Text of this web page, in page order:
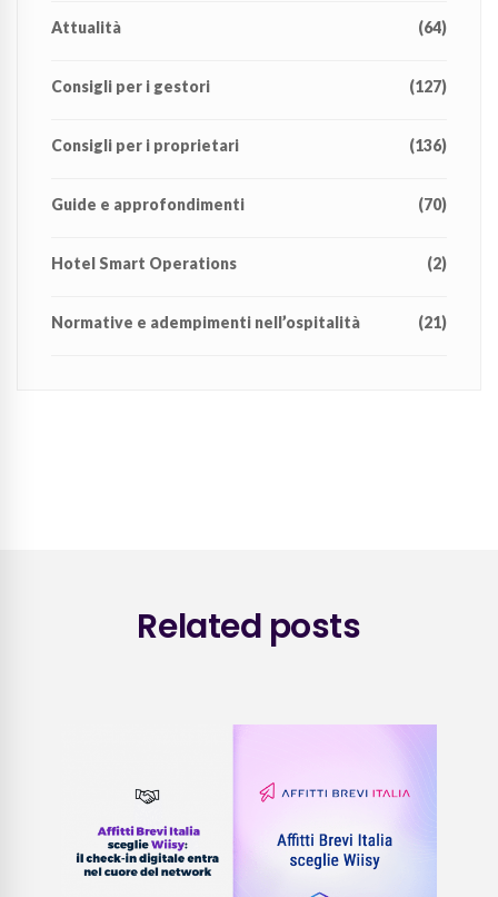
Attualità (64)
Consigli per i gestori (127)
Consigli per i proprietari (136)
Guide e approfondimenti (70)
Hotel Smart Operations (2)
Normative e adempimenti nell’ospitalità (21)
Related posts